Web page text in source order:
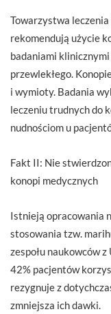
Towarzystwa leczenia
rekomendują użycie
badaniami
przewlekłego.
i wymioty. Badania
leczeniu trudnych do
nudnościom u
Fakt II: Nie
konopi medycznych
Istnieją opracowania
stosowania tzw.
zespołu naukowców
42% pacjentów
rezygnuje z
zmniejsza ich dawki.